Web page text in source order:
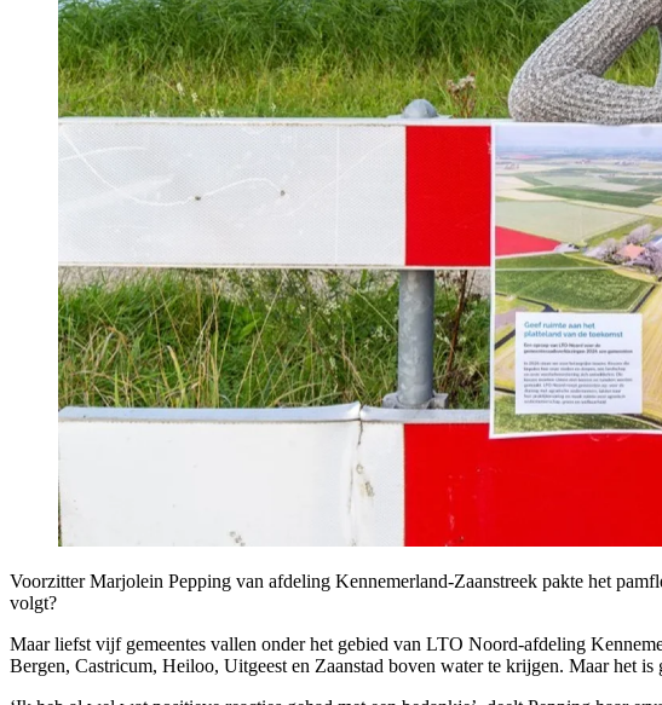
Voorzitter Marjolein Pepping van afdeling Kennemerland-Zaanstreek pakte het
volgt?
Maar liefst vijf gemeentes vallen onder het gebied van LTO Noord-afdeling
Bergen, Castricum, Heiloo, Uitgeest en Zaanstad boven water te krijgen. Maar het